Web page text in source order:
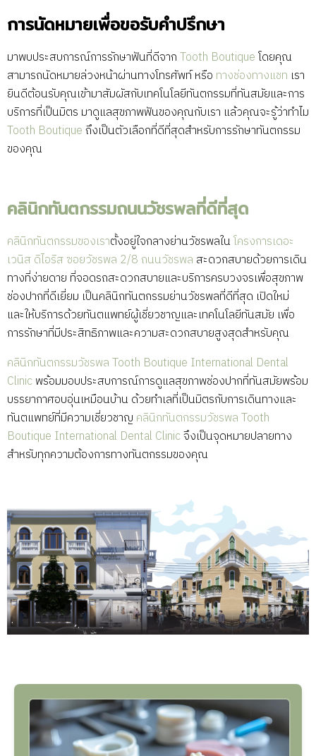
การนัดหมายเพื่อขอรับคำปรึกษา
มาพบประสบการณ์การรักษาฟันที่ดีจากTooth Boutiqueโดยคุณ
สามารถนัดหมายล่วงหน้าผ่านทางโทรศัพท์ หรือ ทางช่องทางแชท เรา
ยินดีต้อนรับคุณเข้ามาสัมผัสกับเทคโนโลยีทันตกรรมที่ทันสมัยและการ
บริการที่เป็นมิตร มาดูแลสุขภาพฟันของคุณกับเรา แล้วคุณจะรู้ว่าทำไม
Tooth Boutiqueถึงเป็นตัวเลือกที่ดีที่สุดสำหรับการรักษาทันตกรรม
ของคุณ
คลินิกทันตกรรมถนนวัชรพลที่ดีที่สุด
คลินิกทันตกรรมของเราตั้งอยู่ใจกลางย่านวัชรพลในโครงการเดอะ
เวนิส ดิไอริส ซอยวัชรพล 2/8 ถนนวัชรพล สะดวกสบายด้วยการเดิน
ทางที่ง่ายดาย ที่จอดรถสะดวกสบายและบริการครบวงจรเพื่อสุขภาพ
ช่องปากที่ดีเยี่ยม เป็นคลินิกทันตกรรมย่านวัชรพลที่ดีที่สุด เปิดใหม่
และให้บริการด้วยทันตแพทย์ผู้เชี่ยวชาญและเทคโนโลยีทันสมัย เพื่อ
การรักษาที่มีประสิทธิภาพและความสะดวกสบายสูงสุดสำหรับคุณ
คลินิกทันตกรรมวัชรพล Tooth Boutique International Dental
Clinicพร้อมมอบประสบการณ์การดูแลสุขภาพช่องปากที่ทันสมัยพร้อม
บรรยากาศอบอุ่นเหมือนบ้าน ด้วยทำเลที่เป็นมิตรกับการเดินทางและ
ทันตแพทย์ที่มีความเชี่ยวชาญ คลินิกทันตกรรมวัชรพล Tooth
Boutique International Dental Clinicจึงเป็นจุดหมายปลายทาง
สำหรับทุกความต้องการทางทันตกรรมของคุณ